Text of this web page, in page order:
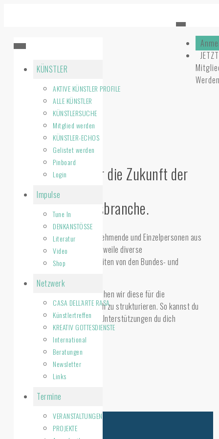
JETZT
KÜNSTLER
AKTIVE KÜNSTLER PROFILE
ALLE KÜNSTLER
KÜNSTLERSUCHE
Mitglied werden
KÜNSTLER-ECHOS
Gelistet werden
Pinboard
Login
Impulse
Tune In
DENKANSTÖSSE
Literatur
Video
Shop
Netzwerk
CASA DELL’ARTE RASA
Künstlertreffen
KREATIV GOTTESDIENSTE
International
Beratungen
Newsletter
Links
Termine
VERANSTALTUNGEN
PROJEKTE
Zurück zur Übersicht
17.
2020
branchenhilfe.ch
Gemeinsam für die Zukunft der
Kultur- und
Veranstaltungsbranche.
Für Unternehmen, Arbeitnehmende und Einzelpersonen aus
der Branche liegen mittlerweile diverse
Unterstützungsmöglichkeiten von den Bundes- und
Auf dieser Website versuchen wir diese für die
Anspruchsgruppen einfach zu strukturieren. So kannst du
herausfinden, für welche Unterstützungen du dich
bewerben kannst.
branchenhilfe.ch
Zurück zur Übersicht
Suche